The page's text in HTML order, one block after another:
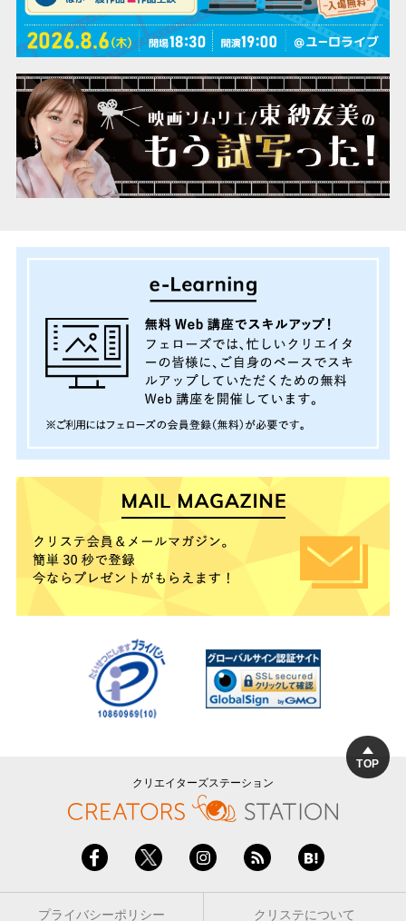
TOP
クリエイターズステーション
プライバシーポリシー クリステについて